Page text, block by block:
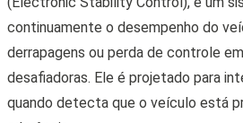
sensores enviam informações em
unidade de controle central.